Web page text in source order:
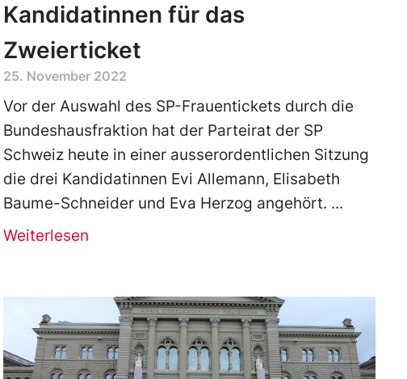
Kandidatinnen für das
Zweierticket
25. November 2022
Vor der Auswahl des SP-Frauentickets durch die
Bundeshausfraktion hat der Parteirat der SP
Schweiz heute in einer ausserordentlichen Sitzung
die drei Kandidatinnen Evi Allemann, Elisabeth
Baume-Schneider und Eva Herzog angehört.
Weiterlesen